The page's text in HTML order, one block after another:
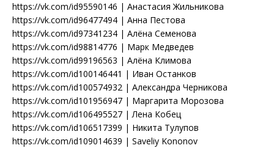
https://vk.com/id95590146 | Анастасия Жильникова
https://vk.com/id96477494 | Анна Пестова
https://vk.com/id97341234 | Алёна Семенова
https://vk.com/id98814776 | Марк Медведев
https://vk.com/id99196563 | Алёна Климова
https://vk.com/id100146441 | Иван Останков
https://vk.com/id100574932 | Александра Черникова
https://vk.com/id101956947 | Маргарита Морозова
https://vk.com/id106495527 | Лена Кобец
https://vk.com/id106517399 | Никита Тулупов
https://vk.com/id109014639 | Saveliy Kononov